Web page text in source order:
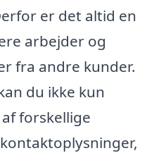
er det altid en
arbejder og
fra andre kunder.
du ikke kun
forskellige